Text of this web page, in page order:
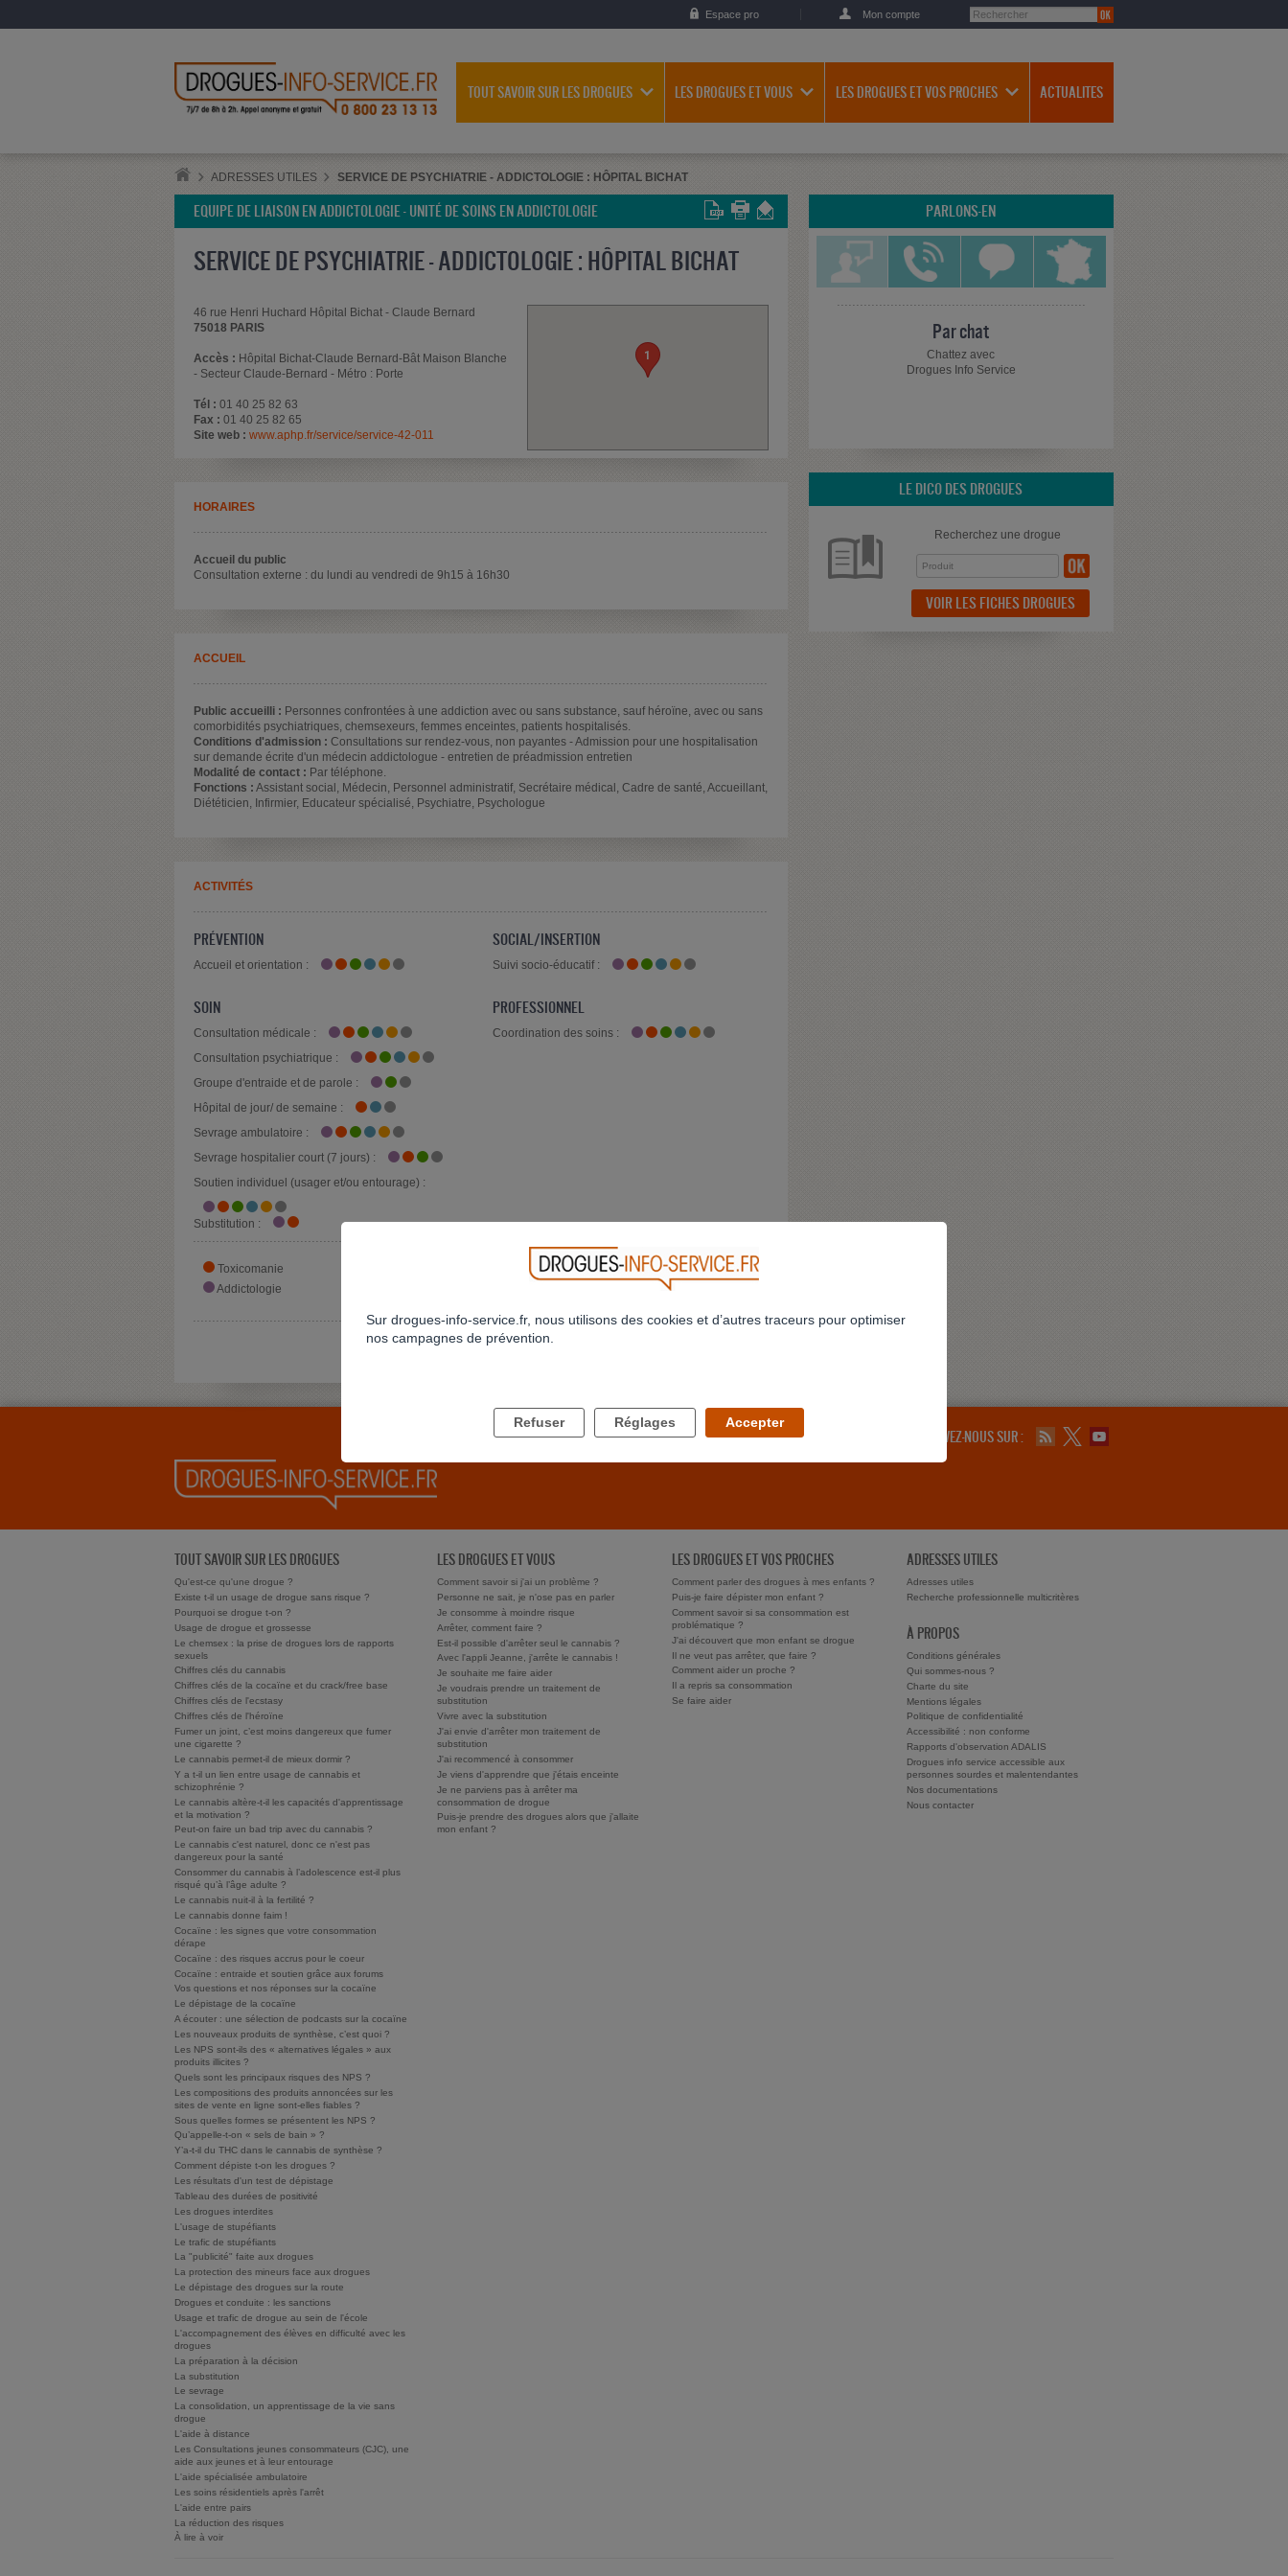
Espace pro Mon compte
TOUT SAVOIR SUR LES DROGUES LES DROGUES ET VOUS LES DROGUES ET VOS PROCHES ACTUALITES
ADRESSES UTILES SERVICE DE PSYCHIATRIE - ADDICTOLOGIE : HÔPITAL BICHAT
EQUIPE DE LIAISON EN ADDICTOLOGIE - UNITÉ DE SOINS EN ADDICTOLOGIE
SERVICE DE PSYCHIATRIE - ADDICTOLOGIE : HÔPITAL BICHAT
1
46 rue Henri Huchard Hôpital Bichat - Claude Bernard
75018 PARIS
Accès : Hôpital Bichat-Claude Bernard-Bât Maison Blanche
- Secteur Claude-Bernard - Métro : Porte
Tél : 01 40 25 82 63
Fax : 01 40 25 82 65
Site web : www.aphp.fr/service/service-42-011
HORAIRES
Accueil du public
Consultation externe : du lundi au vendredi de 9h15 à 16h30
ACCUEIL
Public accueilli : Personnes confrontées à une addiction avec ou sans substance, sauf héroïne, avec ou sans
comorbidités psychiatriques, chemsexeurs, femmes enceintes, patients hospitalisés.
Conditions d'admission : Consultations sur rendez-vous, non payantes - Admission pour une hospitalisation
sur demande écrite d'un médecin addictologue - entretien de préadmission entretien
Modalité de contact : Par téléphone.
Fonctions : Assistant social, Médecin, Personnel administratif, Secrétaire médical, Cadre de santé, Accueillant,
Diététicien, Infirmier, Educateur spécialisé, Psychiatre, Psychologue
ACTIVITÉS
PRÉVENTION
Accueil et orientation :
SOIN
Consultation médicale :
Consultation psychiatrique :
Groupe d'entraide et de parole :
Hôpital de jour/ de semaine :
Sevrage ambulatoire :
Sevrage hospitalier court (7 jours) :
Soutien individuel (usager et/ou entourage) :
Substitution :
SOCIAL/INSERTION
Suivi socio-éducatif :
PROFESSIONNEL
Coordination des soins :
Toxicomanie
Dépendance au jeu
Addictologie
PARLONS-EN
Par chat
Chattez avec
Drogues Info Service
LE DICO DES DROGUES
Recherchez une drogue
VOIR LES FICHES DROGUES
SUIVEZ-NOUS SUR :
TOUT SAVOIR SUR LES DROGUES
Qu'est-ce qu'une drogue ?
Existe t-il un usage de drogue sans risque ?
Pourquoi se drogue t-on ?
Usage de drogue et grossesse
Le chemsex : la prise de drogues lors de rapports
sexuels
Chiffres clés du cannabis
Chiffres clés de la cocaïne et du crack/free base
Chiffres clés de l'ecstasy
Chiffres clés de l'héroïne
Fumer un joint, c’est moins dangereux que fumer
une cigarette ?
Le cannabis permet-il de mieux dormir ?
Y a t-il un lien entre usage de cannabis et
schizophrénie ?
Le cannabis altère-t-il les capacités d'apprentissage
et la motivation ?
Peut-on faire un bad trip avec du cannabis ?
Le cannabis c'est naturel, donc ce n'est pas
dangereux pour la santé
Consommer du cannabis à l’adolescence est-il plus
risqué qu’à l’âge adulte ?
Le cannabis nuit-il à la fertilité ?
Le cannabis donne faim !
Cocaïne : les signes que votre consommation
dérape
Cocaïne : des risques accrus pour le coeur
Cocaïne : entraide et soutien grâce aux forums
Vos questions et nos réponses sur la cocaïne
Le dépistage de la cocaïne
A écouter : une sélection de podcasts sur la cocaïne
Les nouveaux produits de synthèse, c’est quoi ?
Les NPS sont-ils des « alternatives légales » aux
produits illicites ?
Quels sont les principaux risques des NPS ?
Les compositions des produits annoncées sur les
sites de vente en ligne sont-elles fiables ?
Sous quelles formes se présentent les NPS ?
Qu’appelle-t-on « sels de bain » ?
Y’a-t-il du THC dans le cannabis de synthèse ?
Comment dépiste t-on les drogues ?
Les résultats d'un test de dépistage
Tableau des durées de positivité
Les drogues interdites
L'usage de stupéfiants
Le trafic de stupéfiants
La "publicité" faite aux drogues
La protection des mineurs face aux drogues
Le dépistage des drogues sur la route
Drogues et conduite : les sanctions
Usage et trafic de drogue au sein de l'école
L'accompagnement des élèves en difficulté avec les
drogues
La préparation à la décision
La substitution
Le sevrage
La consolidation, un apprentissage de la vie sans
drogue
L'aide à distance
Les Consultations jeunes consommateurs (CJC), une
aide aux jeunes et à leur entourage
L'aide spécialisée ambulatoire
Les soins résidentiels après l'arrêt
L'aide entre pairs
La réduction des risques
À lire à voir
LES DROGUES ET VOUS
Comment savoir si j'ai un problème ?
Personne ne sait, je n'ose pas en parler
Je consomme à moindre risque
Arrêter, comment faire ?
Est-il possible d'arrêter seul le cannabis ?
Avec l'appli Jeanne, j'arrête le cannabis !
Je souhaite me faire aider
Je voudrais prendre un traitement de
substitution
Vivre avec la substitution
J'ai envie d'arrêter mon traitement de
substitution
J'ai recommencé à consommer
Je viens d'apprendre que j'étais enceinte
Je ne parviens pas à arrêter ma
consommation de drogue
Puis-je prendre des drogues alors que j'allaite
mon enfant ?
LES DROGUES ET VOS PROCHES
Comment parler des drogues à mes enfants ?
Puis-je faire dépister mon enfant ?
Comment savoir si sa consommation est
problématique ?
J'ai découvert que mon enfant se drogue
Il ne veut pas arrêter, que faire ?
Comment aider un proche ?
Il a repris sa consommation
Se faire aider
ADRESSES UTILES
Adresses utiles
Recherche professionnelle multicritères
À PROPOS
Conditions générales
Qui sommes-nous ?
Charte du site
Mentions légales
Politique de confidentialité
Accessibilité : non conforme
Rapports d'observation ADALIS
Drogues info service accessible aux
personnes sourdes et malentendantes
Nos documentations
Nous contacter
Sur drogues-info-service.fr, nous utilisons des cookies et d’autres traceurs pour optimiser
nos campagnes de prévention.
Refuser Réglages Accepter